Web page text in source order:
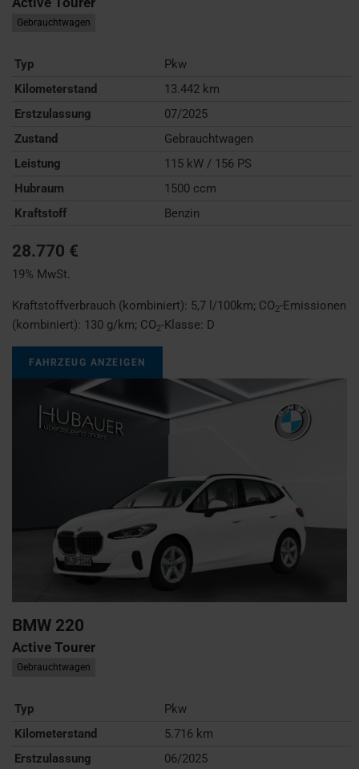
Gebrauchtwagen
Typ
Pkw
Kilometerstand
13.442 km
Erstzulassung
07/2025
Zustand
Gebrauchtwagen
Leistung
115 kW / 156 PS
Hubraum
1500 ccm
Kraftstoff
Benzin
28.770 €
19% MwSt.
Kraftstoffverbrauch (kombiniert): 5,7 l/100km; CO2-Emissionen
(kombiniert): 130 g/km; CO2-Klasse: D
FAHRZEUG ANZEIGEN
BMW 220
Active Tourer
Gebrauchtwagen
Typ
Pkw
Kilometerstand
5.716 km
Erstzulassung
06/2025